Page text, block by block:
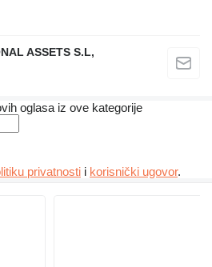
ASSETS S.L,
oglasa iz ove kategorije
privatnosti i korisnički ugovor.